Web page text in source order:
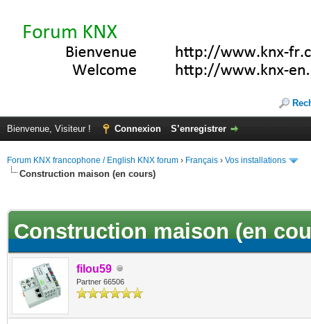
Bienvenue, Visiteur ! Connexion S’enregistrer
Forum KNX francophone / English KNX forum › Français › Vos installations
Construction maison (en cours)
Construction maison (en
filou59
Partner 66506